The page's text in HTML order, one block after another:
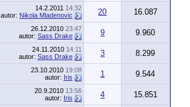
14.2.2011 14:32
autor: Nikola Mladenovic 20
16.087
26.12.2010 23:47
autor: Sass Drake 9
9.960
24.11.2010 14:11
autor: Sass Drake 3
8.299
23.10.2010 19:08
autor: Iris 1
9.544
20.9.2010 13:56
autor: Iris 4
15.851